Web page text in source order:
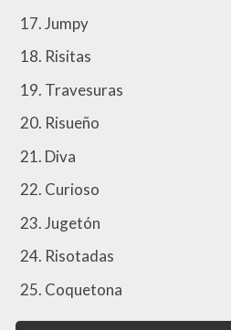
Jumpy
Risitas
Travesuras
Risueño
Diva
Curioso
Jugetón
Risotadas
Coquetona